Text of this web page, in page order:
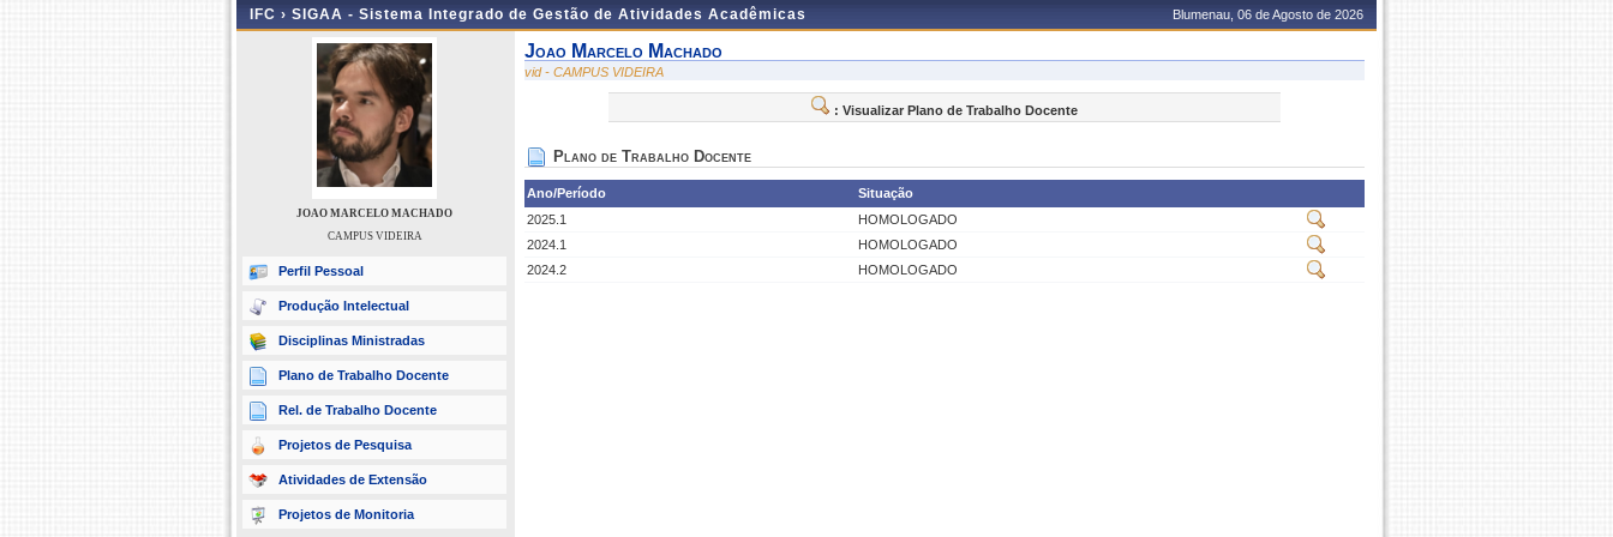
IFC › SIGAA - Sistema Integrado de Gestão de Atividades Acadêmicas Blumenau, 06 de Agosto de 2026
JOAO MARCELO MACHADO
CAMPUS VIDEIRA
Perfil Pessoal
Produção Intelectual
Disciplinas Ministradas
Plano de Trabalho Docente
Rel. de Trabalho Docente
Projetos de Pesquisa
Atividades de Extensão
Projetos de Monitoria
Joao Marcelo Machado
vid - CAMPUS VIDEIRA
: Visualizar Plano de Trabalho Docente
Plano de Trabalho Docente
Ano/Período
Situação
2025.1
HOMOLOGADO
2024.1
HOMOLOGADO
2024.2
HOMOLOGADO